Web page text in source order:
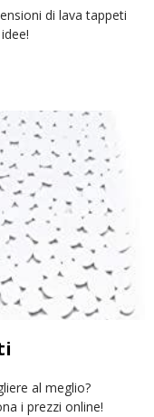
di lava tappeti
al meglio?
i prezzi online!